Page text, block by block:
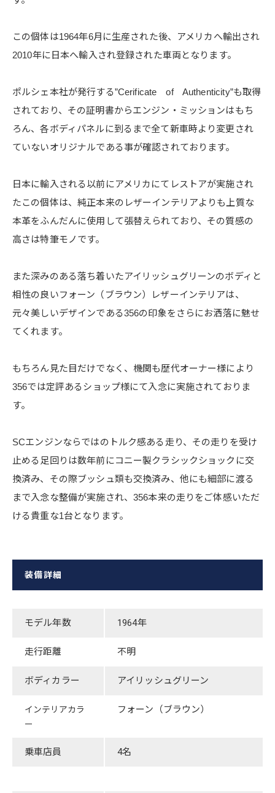
この個体は1964年6月に生産された後、アメリカへ輸出され
2010年に日本へ輸入され登録された車両となります。
ポルシェ本社が発行する”Cerificate of Authenticity”も取得
されており、その証明書からエンジン・ミッションはもち
ろん、各ボディパネルに到るまで全て新車時より変更され
ていないオリジナルである事が確認されております。
日本に輸入される以前にアメリカにてレストアが実施され
たこの個体は、純正本来のレザーインテリアよりも上質な
本革をふんだんに使用して張替えられており、その質感の
高さは特筆モノです。
また深みのある落ち着いたアイリッシュグリーンのボディと
相性の良いフォーン（ブラウン）レザーインテリアは、
元々美しいデザインである356の印象をさらにお洒落に魅せ
てくれます。
もちろん見た目だけでなく、機関も歴代オーナー様により
356では定評あるショップ様にて入念に実施されておりま
す。
SCエンジンならではのトルク感ある走り、その走りを受け
止める足回りは数年前にコニー製クラシックショックに交
換済み、その際ブッシュ類も交換済み、他にも細部に渡る
まで入念な整備が実施され、356本来の走りをご体感いただ
ける貴重な1台となります。
装備詳細
モデル年数 ​1964年
走行距離 ​不明
ボディカラー ​アイリッシュグリーン
インテリアカラ
ー
​フォーン（ブラウン）
乗車店員 4名